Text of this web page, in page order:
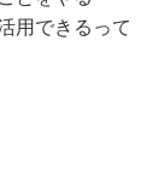
用できるって